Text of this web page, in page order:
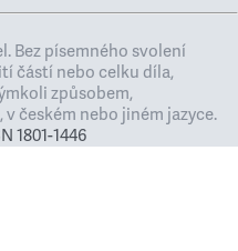
Bez písemného svolení
částí nebo celku díla,
způsobem,
českém nebo jiném jazyce.
1801-1446